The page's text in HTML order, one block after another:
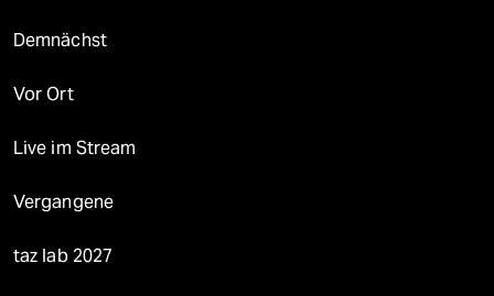
Demnächst
Vor Ort
Live im Stream
Vergangene
taz lab 2027